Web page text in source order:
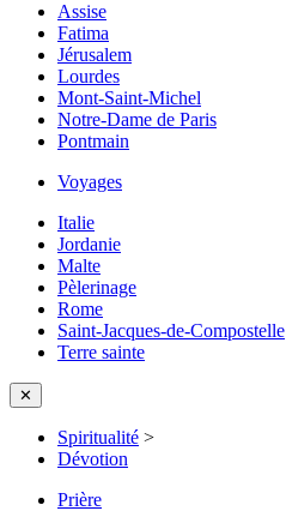
Assise
Fatima
Jérusalem
Lourdes
Mont-Saint-Michel
Notre-Dame de Paris
Pontmain
Voyages
Italie
Jordanie
Malte
Pèlerinage
Rome
Saint-Jacques-de-Compostelle
Terre sainte
✕
Spiritualité >
Dévotion
Prière